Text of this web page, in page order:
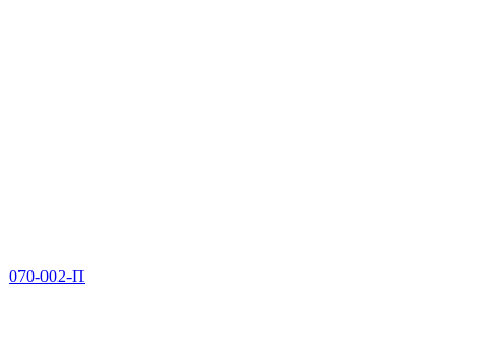
070-002-П